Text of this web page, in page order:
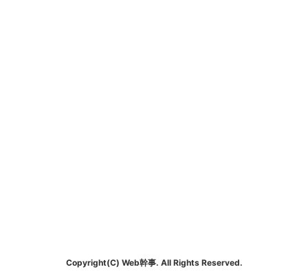
Copyright(C) Web幹事. All Rights Reserved.